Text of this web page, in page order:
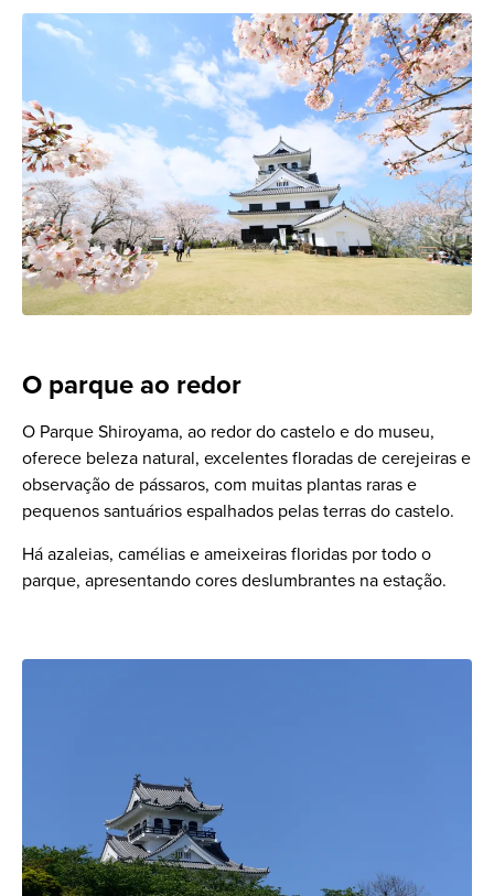
O parque ao redor
O Parque Shiroyama, ao redor do castelo e do museu,
oferece beleza natural, excelentes floradas de cerejeiras e
observação de pássaros, com muitas plantas raras e
pequenos santuários espalhados pelas terras do castelo.
Há azaleias, camélias e ameixeiras floridas por todo o
parque, apresentando cores deslumbrantes na estação.